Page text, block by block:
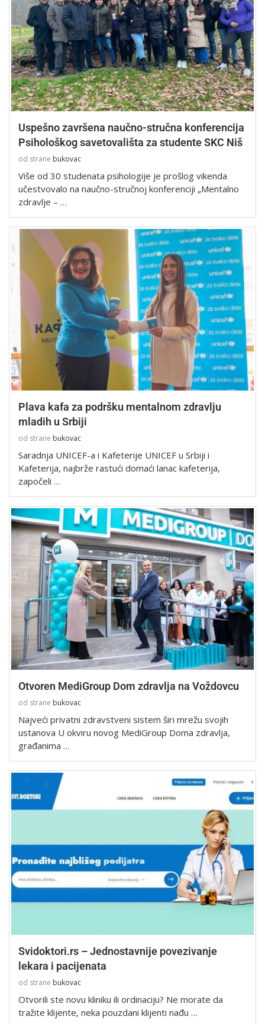
Uspešno završena naučno-stručna konferencija
Psihološkog savetovališta za studente SKC Niš
od strane bukovac
Više od 30 studenata psihologije je prošlog vikenda
učestvovalo na naučno-stručnoj konferenciji „Mentalno
zdravlje – …
Plava kafa za podršku mentalnom zdravlju
mladih u Srbiji
od strane bukovac
Saradnja UNICEF-a i Kafeterije UNICEF u Srbiji i
Kafeterija, najbrže rastući domaći lanac kafeterija,
započeli …
Otvoren MediGroup Dom zdravlja na Voždovcu
od strane bukovac
Najveći privatni zdravstveni sistem širi mrežu svojih
ustanova U okviru novog MediGroup Doma zdravlja,
građanima …
Svidoktori.rs – Jednostavnije povezivanje
lekara i pacijenata
od strane bukovac
Otvorili ste novu kliniku ili ordinaciju? Ne morate da
tražite klijente, neka pouzdani klijenti nađu …